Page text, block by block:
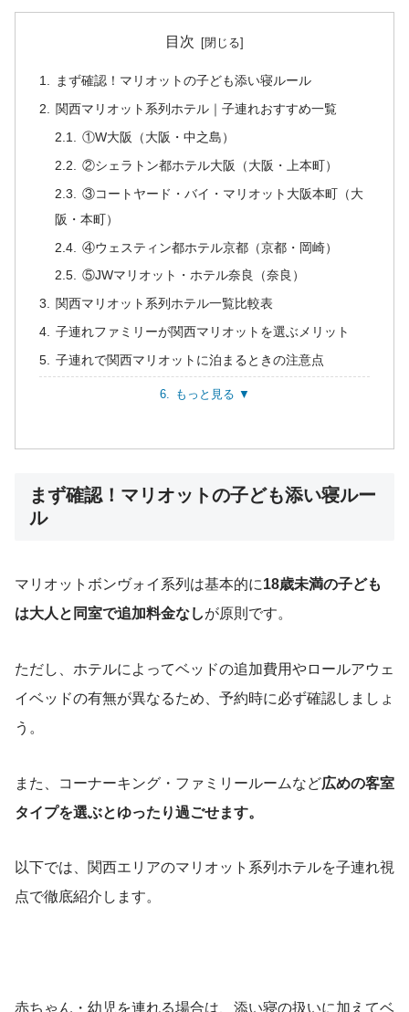
目次
まず確認！マリオットの子ども添い寝ルール
関西マリオット系列ホテル｜子連れおすすめ一覧
①W大阪（大阪・中之島）
②シェラトン都ホテル大阪（大阪・上本町）
③コートヤード・バイ・マリオット大阪本町（大
阪・本町）
④ウェスティン都ホテル京都（京都・岡崎）
⑤JWマリオット・ホテル奈良（奈良）
関西マリオット系列ホテル一覧比較表
子連れファミリーが関西マリオットを選ぶメリット
子連れで関西マリオットに泊まるときの注意点
もっと見る ▼
まず確認！マリオットの子ども添い寝ルー
ル
マリオットボンヴォイ系列は基本的に18歳未満の子ども
は大人と同室で追加料金なしが原則です。
ただし、ホテルによってベッドの追加費用やロールアウェ
イベッドの有無が異なるため、予約時に必ず確認しましょ
う。
また、コーナーキング・ファミリールームなど広めの客室
タイプを選ぶとゆったり過ごせます。
以下では、関西エリアのマリオット系列ホテルを子連れ視
点で徹底紹介します。
赤ちゃん・幼児を連れる場合は、添い寝の扱いに加えてベ